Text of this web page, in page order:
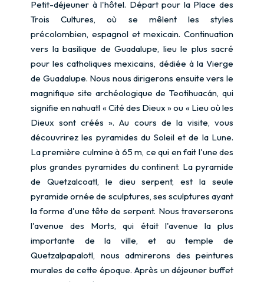
Petit-déjeuner à l'hôtel. Départ pour la Place des
Trois Cultures, où se mêlent les styles
précolombien, espagnol et mexicain. Continuation
vers la basilique de Guadalupe, lieu le plus sacré
pour les catholiques mexicains, dédiée à la Vierge
de Guadalupe. Nous nous dirigerons ensuite vers le
magnifique site archéologique de Teotihuacán, qui
signifie en nahuatl « Cité des Dieux » ou « Lieu où les
Dieux sont créés ». Au cours de la visite, vous
découvrirez les pyramides du Soleil et de la Lune.
La première culmine à 65 m, ce qui en fait l'une des
plus grandes pyramides du continent. La pyramide
de Quetzalcoatl, le dieu serpent, est la seule
pyramide ornée de sculptures, ses sculptures ayant
la forme d'une tête de serpent. Nous traverserons
l'avenue des Morts, qui était l'avenue la plus
importante de la ville, et au temple de
Quetzalpapalotl, nous admirerons des peintures
murales de cette époque. Après un déjeuner buffet